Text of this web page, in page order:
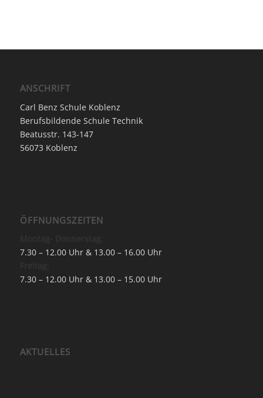
ANSCHRIFT
Carl Benz Schule Koblenz
Berufsbildende Schule Technik
Beatusstr. 143-147
56073 Koblenz
ÖFFNUNGSZEITEN
7.30 – 12.00 Uhr & 13.00 – 16.00 Uhr
7.30 – 12.00 Uhr & 13.00 – 15.00 Uhr
AKTUELLES